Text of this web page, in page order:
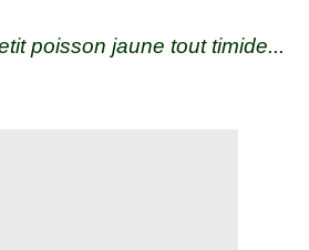
poisson jaune tout timide...